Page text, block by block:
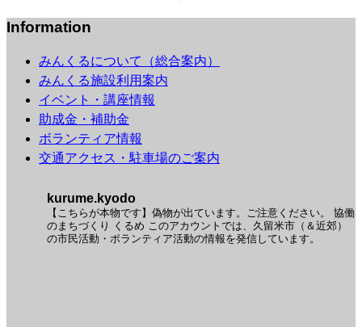
Information
みんくるについて（総合案内）
みんくる施設利用案内
イベント・講座情報
助成金・補助金
ボランティア情報
交通アクセス・駐車場のご案内
kurume.kyodo
【こちらが本物です】偽物が出ています。ご注意ください。
協働
のまちづくり くるめ このアカウントでは、久留米市（＆近郊）
の市民活動・ボランティア活動の情報を発信しています。